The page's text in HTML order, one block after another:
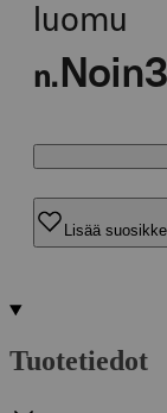
luomu
n. Noin
Lisää
Tuotetiedot